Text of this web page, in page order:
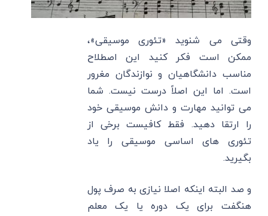
وقتی می شنوید «تئوری موسیقی»،
ممکن است فکر کنید این اصطلاح
مناسب دانشگاهیان و نوازندگان مغرور
است. اما این اصلاً درست نیست. شما
می توانید مهارت و دانش موسیقی خود
را ارتقا دهید. فقط کافیست برخی از
تئوری های اساسی موسیقی را یاد
بگیرید.
و صد البته اینکه اصلا نیازی به صرف پول
هنگفت برای یک دوره یا یک معلم